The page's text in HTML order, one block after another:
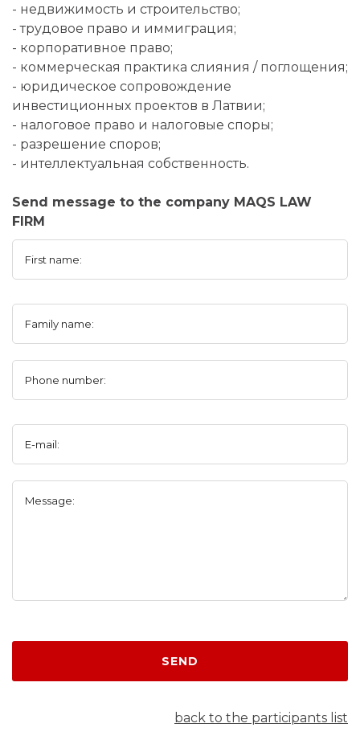
- недвижимость и строительство;
- трудовое право и иммиграция;
- корпоративное право;
- коммерческая практика слияния / поглощения;
- юридическое сопровождение
инвестиционных проектов в Латвии;
- налоговое право и налоговые споры;
- разрешение споров;
- интеллектуальная собственность.
Send message to the company MAQS LAW
FIRM
First name:
Family name:
Phone number:
E-mail:
Message:
SEND
back to the participants list